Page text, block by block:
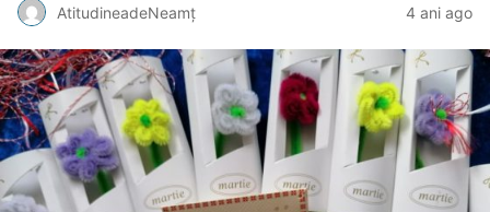
AtitudineadeNeamț 4 ani ago